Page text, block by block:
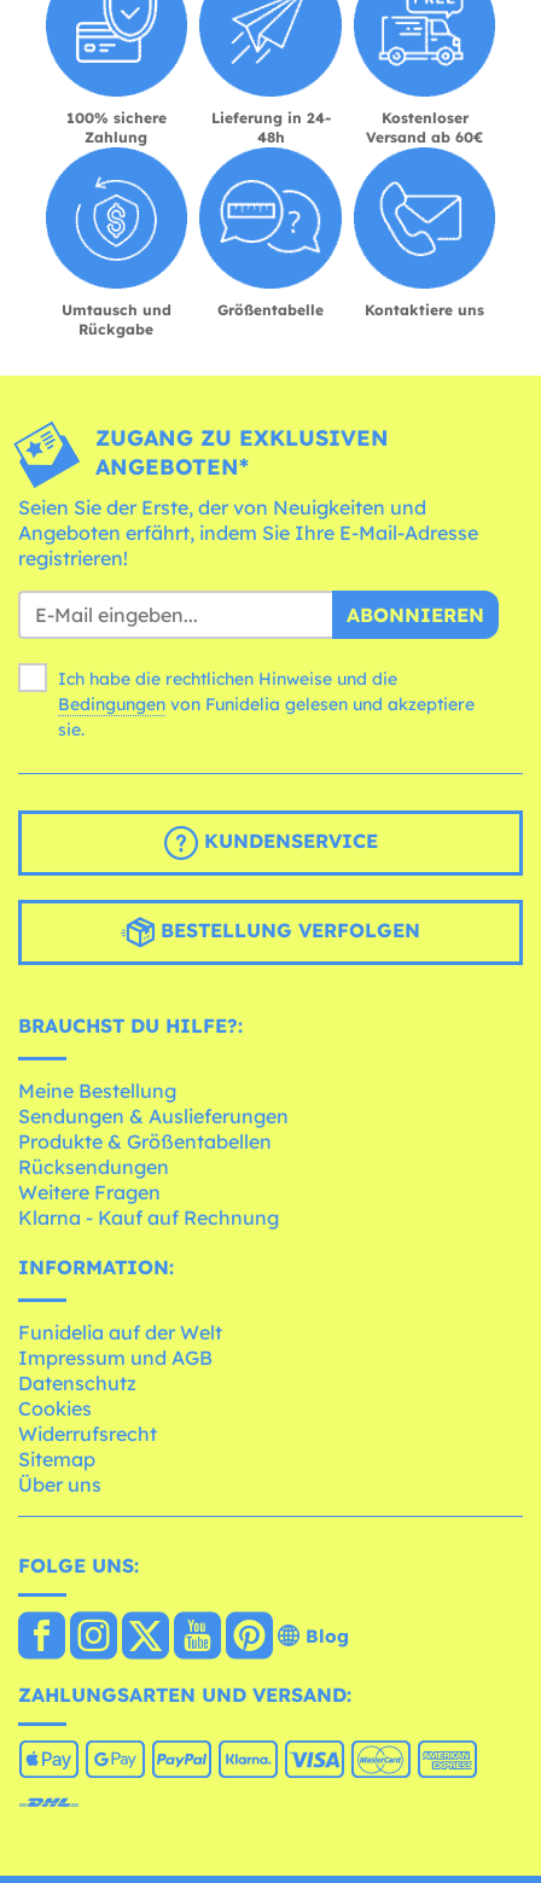
100% sichere
Zahlung
Lieferung in 24-
48h
Kostenloser
Versand ab 60€
Umtausch und
Rückgabe
Größentabelle Kontaktiere uns
ZUGANG ZU EXKLUSIVEN
ANGEBOTEN*
Seien Sie der Erste, der von Neuigkeiten und
Angeboten erfährt, indem Sie Ihre E-Mail-Adresse
registrieren!
ABONNIEREN
Ich habe die rechtlichen Hinweise und die
Bedingungen
sie.
KUNDENSERVICE
BESTELLUNG VERFOLGEN
BRAUCHST DU HILFE?:
Meine Bestellung
Sendungen & Auslieferungen
Produkte & Größentabellen
Rücksendungen
Weitere Fragen
Klarna - Kauf auf Rechnung
INFORMATION:
Funidelia auf der Welt
Impressum und AGB
Datenschutz
Cookies
Widerrufsrecht
Sitemap
Über uns
FOLGE UNS:
Blog
ZAHLUNGSARTEN UND VERSAND: